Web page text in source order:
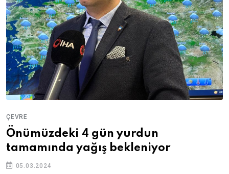
ÇEVRE
Önümüzdeki 4 gün yurdun
tamamında yağış bekleniyor
05.03.2024